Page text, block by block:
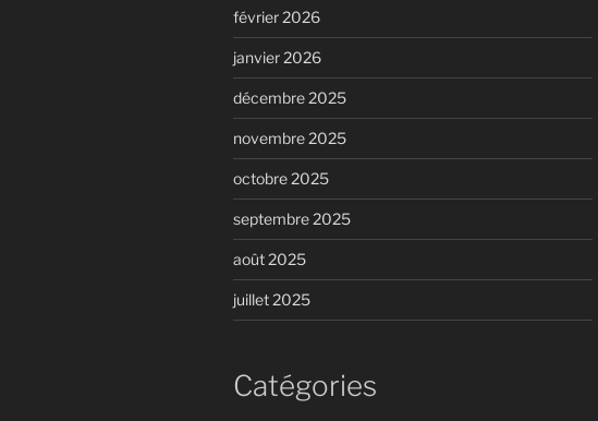
février 2026
janvier 2026
décembre 2025
novembre 2025
octobre 2025
septembre 2025
août 2025
juillet 2025
Catégories